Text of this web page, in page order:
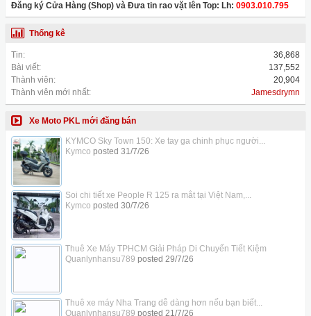
Đăng ký Cửa Hàng (Shop) và Đưa tin rao vặt lên Top: Lh: 0903.010.795
Thống kê
Tin:
36,868
Bài viết:
137,552
Thành viên:
20,904
Thành viên mới nhất:
Jamesdrymn
Xe Moto PKL mới đăng bán
KYMCO Sky Town 150: Xe tay ga chinh phục người...
Kymco posted 31/7/26
Soi chi tiết xe People R 125 ra mắt tại Việt Nam,...
Kymco posted 30/7/26
Thuê Xe Máy TPHCM Giải Pháp Di Chuyển Tiết Kiệm
Quanlynhansu789 posted 29/7/26
Thuê xe máy Nha Trang dễ dàng hơn nếu bạn biết...
Quanlynhansu789 posted 21/7/26